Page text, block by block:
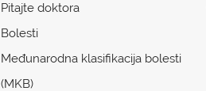
Pitajte doktora
Bolesti
Međunarodna klasifikacija bolesti
(MKB)